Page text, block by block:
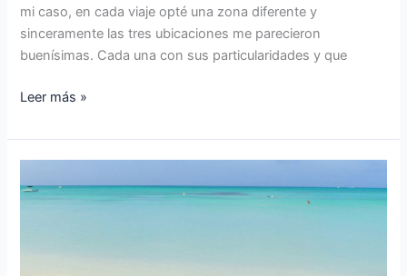
mi caso, en cada viaje opté una zona diferente y
sinceramente las tres ubicaciones me parecieron
buenísimas. Cada una con sus particularidades y que
Leer más »
PARA